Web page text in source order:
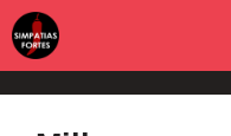
Pular
para
o